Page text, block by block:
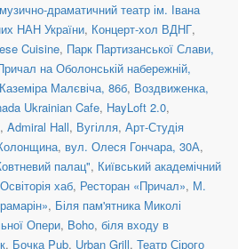
драматичний театр ім. Івана
НАН України, Концерт-хол ВДНГ,
Cuisine, Парк Партизанської Слави,
на Оболонській набережній,
Каземіра Малєвіча, 86б, Воздвиженка,
Ukrainian Cafe, HayLoft 2.0,
, Admiral Hall, Вугілля, Арт-Студія
, вул. Олеся Гончара, 30А,
палац", Київський академічний
Освіторія хаб, Ресторан «Причал», М.
, Біля пам'ятника Миколі
Опери, Boho, біля входу в
, Бочка Pub, Urban Grill, Театр Сірого